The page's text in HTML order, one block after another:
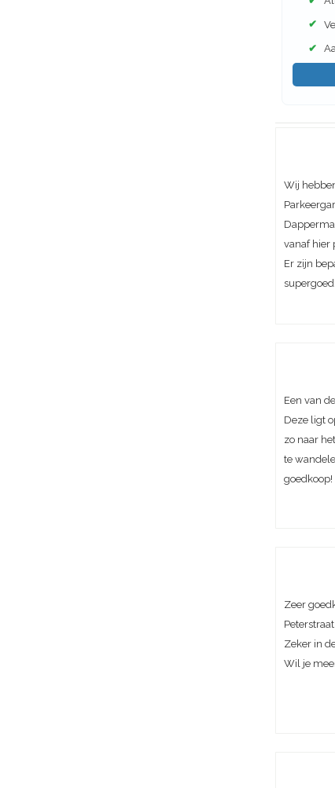
✔
✔
Wij
vanaf hier
Er zijn
Een van
Deze ligt
zo naar
te
goedkoop!
Zeer
Peterstraat.
Zeker in
Wil je